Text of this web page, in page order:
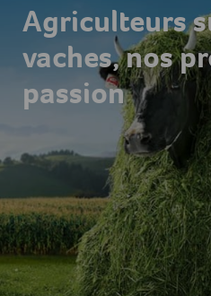
Agriculteurs
vaches, nos
passion